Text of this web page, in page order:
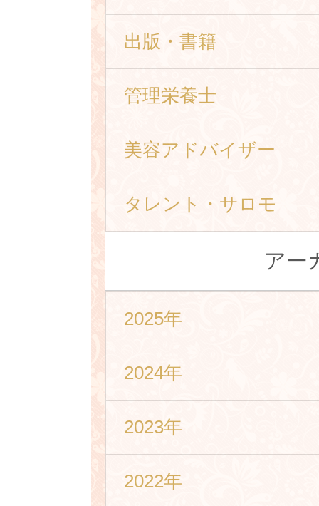
出版・書籍
管理栄養士
美容アドバイザー
タレント・サロモ
アー
2025年
2024年
2023年
2022年